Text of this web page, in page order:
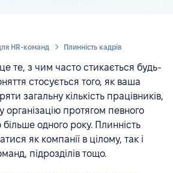
HR-команд Плинність кадрів
те, з чим часто стикається будь-
стосується того, як ваша
загальну кількість працівників,
протягом певного
більше одного року. Плинність
як компанії в цілому, так і
підрозділів тощо.